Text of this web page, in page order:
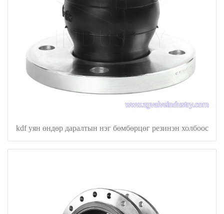
kdf уян өндөр даралтын нэг бөмбөрцөг резинэн холбоос